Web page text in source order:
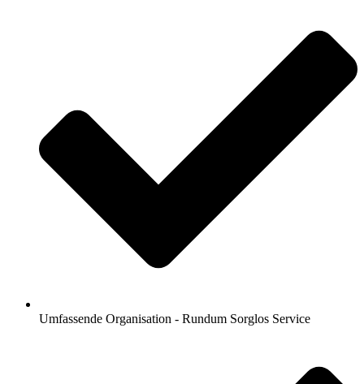
Umfassende Organisation - Rundum Sorglos Service